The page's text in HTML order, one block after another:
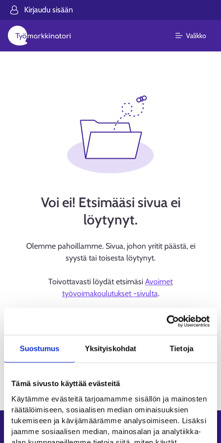
Suostumus Yksityiskohdat Tietoja
Tämä sivusto käyttää evästeitä
Käytämme evästeitä tarjoamamme sisällön ja mainosten
räätälöimiseen, sosiaalisen median ominaisuuksien
tukemiseen ja kävijämäärämme analysoimiseen. Lisäksi
jaamme sosiaalisen median, mainosalan ja analytiikka-
Kirjaudu sisään
Valikko
Voi ei! Etsimääsi sivua ei
löytynyt.
Olemme pahoillamme. Sivua, johon yritit päästä, ei
syystä tai toisesta löytynyt.
Toivottavasti löydät etsimäsi Avoimet
työvoimakoulutukset -sivulta.
Oikopolut